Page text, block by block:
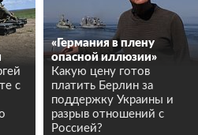
с
«Германия в плену
опасной иллюзии»
Какую цену готов
платить Берлин за
поддержку Украины и
разрыв отношений с
Россией?